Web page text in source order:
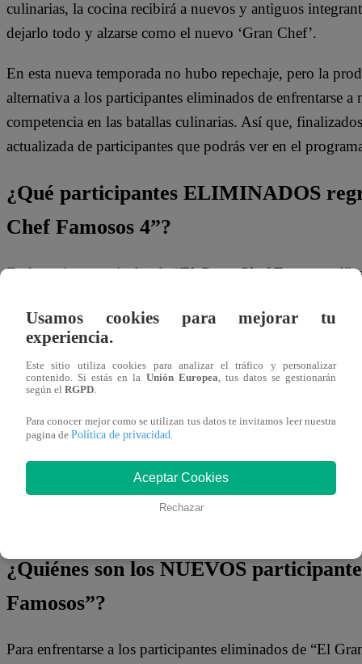
culinarias, la cocina recibirá a nuevos y antiguos
dejarlo todo y alzarse como el nuevo ‘Gran Chef’.
En esta nueva temporada no hubo repechaje, pero la
alternativa a los participantes eliminados de enfrentarse
competencia en las batallas culinarias. Así que,
actualizada de participantes que podrás ver en el
¿Qué participantes ELIMINADOS
Chef Famosos 4”?
En los primeros niveles de “El Gran Chef Famosos 4”,
tanto, el cuarto en abandonar el programa fue Renato
por último, el ‘Checho’ Ibarra.
A estos participantes, se les dio la oportunidad de
culinarias fue Florcita Polo, mientras que la segunda
Renato Rossini Jr y Ximena Hoyos.
Es así que, al final,los únicos dos participantes
¿Quiénes son los NUEVOS
Famosos”?
Para enfrentarse a los participantes eliminados de “El
Usamos cookies para mejorar tu
experiencia.
Este sitio utiliza cookies para analizar el tráfico y personalizar
contenido. Si estás en la Unión Europea, tus datos se gestionarán
según el RGPD.
Para conocer mejor como se utilizan tus datos te invitamos leer nuestra
pagina de Política de privacidad.
Aceptar Cookies
Rechazar